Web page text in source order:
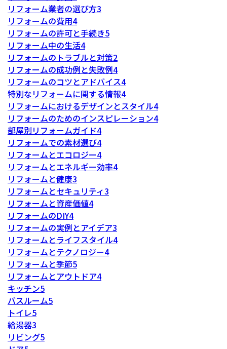
リフォーム業者の選び方3
リフォームの費用4
リフォームの許可と手続き5
リフォーム中の生活4
リフォームのトラブルと対策2
リフォームの成功例と失敗例4
リフォームのコツとアドバイス4
特別なリフォームに関する情報4
リフォームにおけるデザインとスタイル4
リフォームのためのインスピレーション4
部屋別リフォームガイド4
リフォームでの素材選び4
リフォームとエコロジー4
リフォームとエネルギー効率4
リフォームと健康3
リフォームとセキュリティ3
リフォームと資産価値4
リフォームのDIY4
リフォームの実例とアイデア3
リフォームとライフスタイル4
リフォームとテクノロジー4
リフォームと季節5
リフォームとアウトドア4
キッチン5
バスルーム5
トイレ5
給湯器3
リビング5